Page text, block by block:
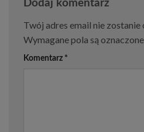
Dodaj komentarz
Twój adres email nie
Wymagane pola są oznaczone
Komentarz *